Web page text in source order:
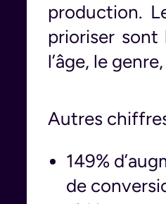
production.
prioriser sont
l’âge, le
Autres
149%
de